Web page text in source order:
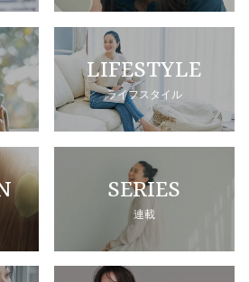
LIFESTYLE
ライフスタイル
SERIES
連載